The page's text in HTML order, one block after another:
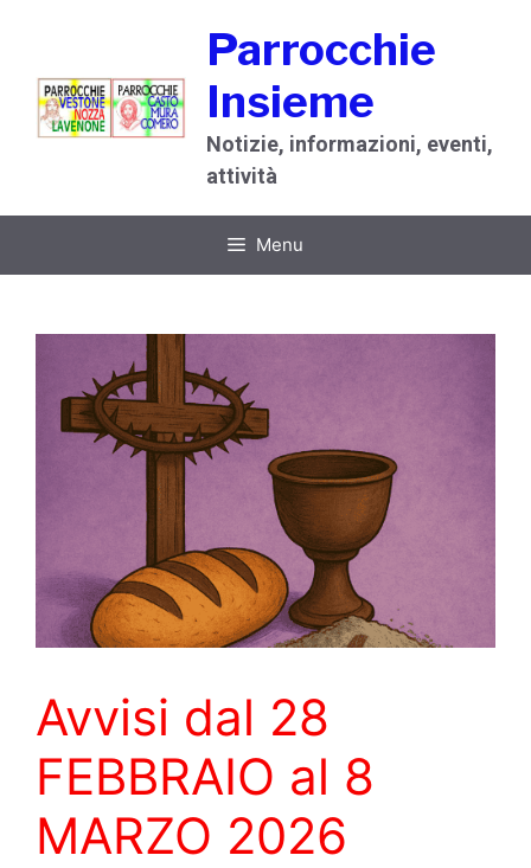
contenuto
Parrocchie
Insieme
Notizie, informazioni, eventi,
attività
Menu
Avvisi dal 28
FEBBRAIO al 8
MARZO 2026